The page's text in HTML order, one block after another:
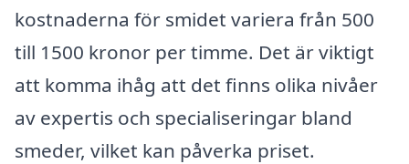
kostnaderna för smidet variera från 500
till 1500 kronor per timme. Det är viktigt
att komma ihåg att det finns olika nivåer
av expertis och specialiseringar bland
smeder, vilket kan påverka priset.